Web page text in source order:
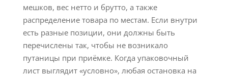
мешков, вес нетто и брутто, а также
распределение товара по местам. Если внутри
есть разные позиции, они должны быть
перечислены так, чтобы не возникало
путаницы при приёмке. Когда упаковочный
лист выглядит «условно», любая остановка на